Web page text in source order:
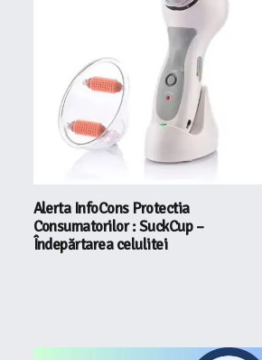
Alerta InfoCons Protectia
Consumatorilor : SuckCup –
Îndepărtarea celulitei